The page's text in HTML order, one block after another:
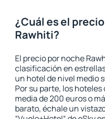
¿Cuál es el
Rawhiti?
El precio por noche
clasificación en
un hotel de nivel medio
Por su parte, los
media de 200 euros o
barato, échale un